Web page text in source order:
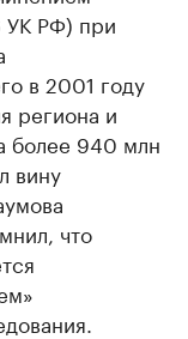
УК РФ) при
в 2001 году
региона и
более 940 млн
вину
что